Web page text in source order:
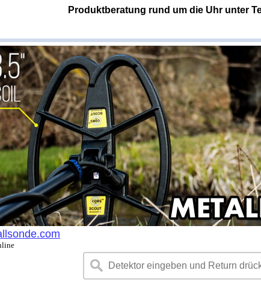
Produktberatung rund um die Uhr unter